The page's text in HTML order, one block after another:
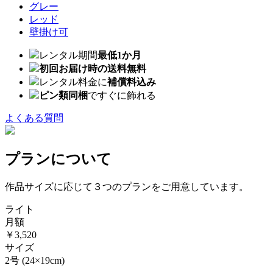
グレー
レッド
壁掛け可
レンタル期間最低1か月
初回お届け時の送料無料
レンタル料金に補償料込み
ピン類同梱ですぐに飾れる
よくある質問
プランについて
作品サイズに応じて３つのプランをご用意しています。
ライト
月額
￥3,520
サイズ
2号 (24×19cm)